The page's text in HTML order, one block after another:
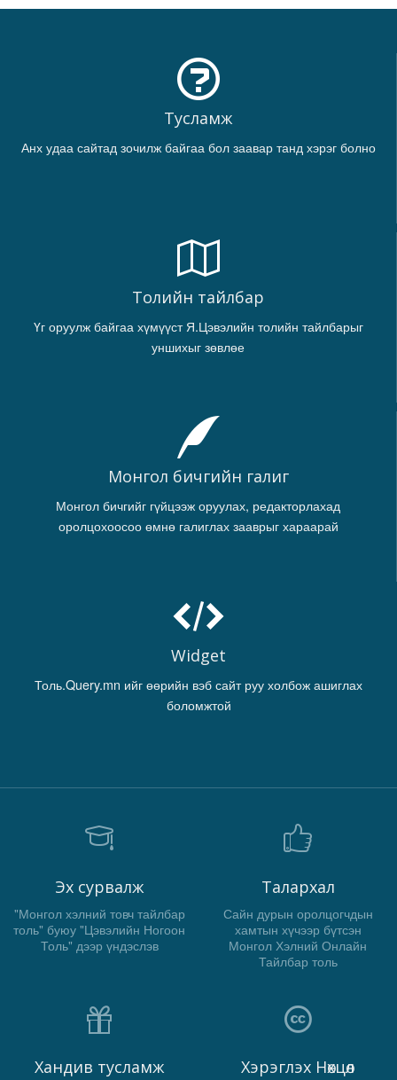
Тусламж
Анх удаа сайтад зочилж байгаа бол заавар танд хэрэг болно
Толийн тайлбар
Үг оруулж байгаа хүмүүст Я.Цэвэлийн толийн тайлбарыг
уншихыг зөвлөе
Монгол бичгийн галиг
Монгол бичгийг гүйцээж оруулах, редакторлахад
оролцохоосоо өмнө галиглах зааврыг хараарай
Widget
Толь.Query.mn ийг өөрийн вэб сайт руу холбож ашиглах
боломжтой
Эх сурвалж
"Монгол хэлний товч тайлбар
толь" буюу "Цэвэлийн Ногоон
Толь" дээр үндэслэв
Талархал
Сайн дурын оролцогчдын
хамтын хүчээр бүтсэн
Монгол Хэлний Онлайн
Тайлбар толь
Хандив тусламж Хэрэглэх Нөхцөл